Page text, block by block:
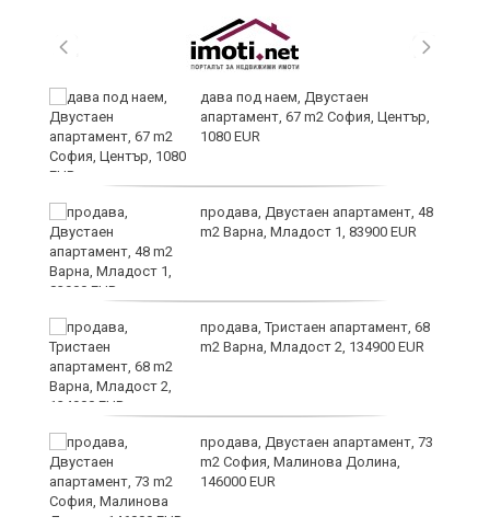
дава под наем, Двустаен
апартамент, 67 m2 София, Център,
1080 EUR
продава, Двустаен апартамент, 48
m2 Варна, Младост 1, 83900 EUR
продава, Тристаен апартамент, 68
m2 Варна, Младост 2, 134900 EUR
продава, Двустаен апартамент, 73
m2 София, Малинова Долина,
146000 EUR